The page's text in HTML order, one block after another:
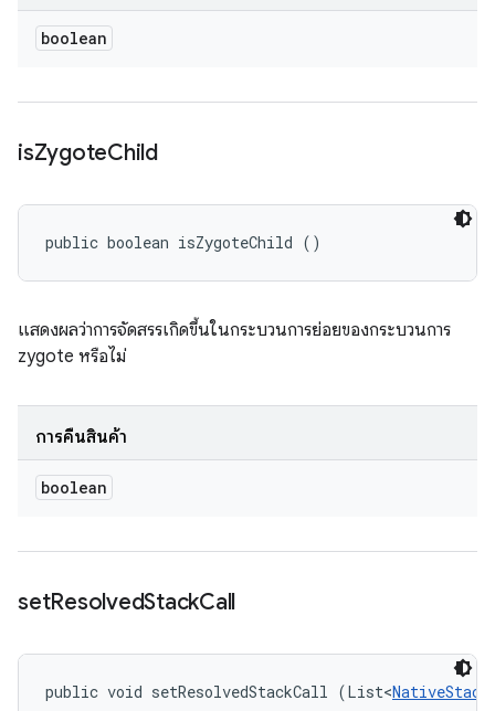
boolean
isZygoteChild
public boolean isZygoteChild ()
แสดงผลว่าการจัดสรรเกิดขึ้นในกระบวนการย่อยของกระบวนการ
zygote หรือไม่
การคืนสินค้า
boolean
setResolvedStackCall
public void setResolvedStackCall (List<